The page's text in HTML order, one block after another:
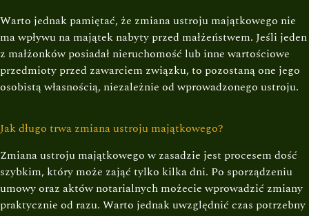
Warto jednak pamiętać, że zmiana ustroju majątkowego nie
ma wpływu na majątek nabyty przed małżeństwem. Jeśli jeden
z małżonków posiadał nieruchomość lub inne wartościowe
przedmioty przed zawarciem związku, to pozostaną one jego
osobistą własnością, niezależnie od wprowadzonego ustroju.
Jak długo trwa zmiana ustroju majątkowego?
Zmiana ustroju majątkowego w zasadzie jest procesem dość
szybkim, który może zająć tylko kilka dni. Po sporządzeniu
umowy oraz aktów notarialnych możecie wprowadzić zmiany
praktycznie od razu. Warto jednak uwzględnić czas potrzebny